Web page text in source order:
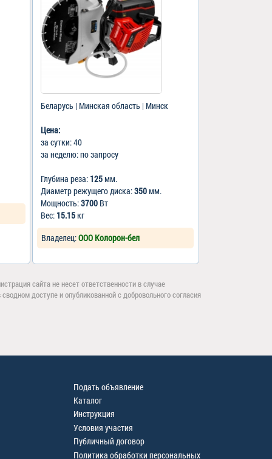
Беларусь | Минская область | Минск
Цена:
за сутки: 40
за неделю: по запросу
Глубина реза: 125мм.
Диаметр режущего диска:350мм.
Мощность:3700 Вт
Вес: 15.15кг
Владелец:ООО Колорон-бел
сайта не несет ответственности в случае
доступе и опубликованной с добровольного согласия
Подать объявление
Каталог
Инструкция
Условия участия
Публичный договор
Политика обработки персональных